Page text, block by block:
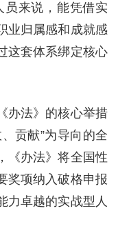
员来说，能凭借实
业归属感和成就感
这套体系绑定核心
办法》的核心举措
贡献”为导向的全
《办法》将全国性
奖项纳入破格申报
力卓越的实战型人